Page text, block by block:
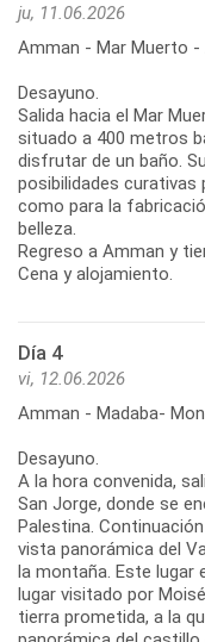
ju, 11.06.2026
Amman - Mar Muerto -
Desayuno.
Salida hacia el Mar
situado a 400 metros
disfrutar de un baño.
posibilidades
como para la
belleza.
Regreso a Amman y
Cena y alojamiento.
Día 4
vi, 12.06.2026
Amman - Madaba-
Desayuno.
A la hora convenida,
San Jorge, donde se
Palestina.
vista panorámica del
la montaña. Este
lugar visitado por
tierra prometida, a la